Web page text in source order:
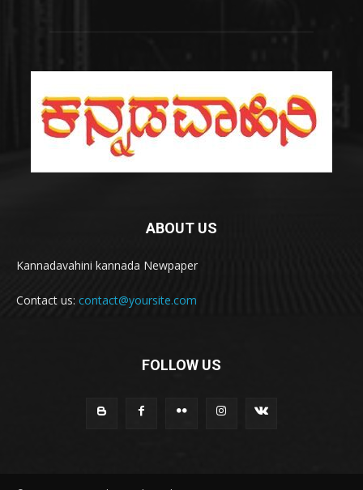
ABOUT US
Kannadavahini kannada Newpaper
Contact us: contact@yoursite.com
FOLLOW US